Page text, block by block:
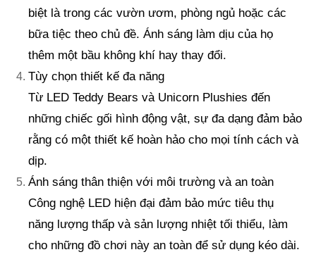
biệt là trong các vườn ươm, phòng ngủ hoặc các
bữa tiệc theo chủ đề. Ánh sáng làm dịu của họ
thêm một bầu không khí hay thay đổi.
Tùy chọn thiết kế đa năng
Từ LED Teddy Bears và Unicorn Plushies đến
những chiếc gối hình động vật, sự đa dạng đảm bảo
rằng có một thiết kế hoàn hảo cho mọi tính cách và
dịp.
Ánh sáng thân thiện với môi trường và an toàn
Công nghệ LED hiện đại đảm bảo mức tiêu thụ
năng lượng thấp và sản lượng nhiệt tối thiểu, làm
cho những đồ chơi này an toàn để sử dụng kéo dài.